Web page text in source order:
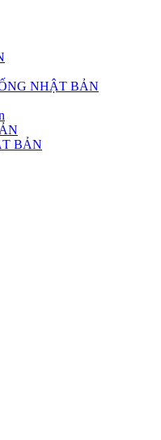
NHẬT BẢN
BẢN